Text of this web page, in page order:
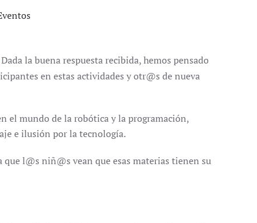
Dada la buena respuesta recibida, hemos pensado
en estas actividades y otr@s de nueva
el mundo de la robótica y la programación,
e ilusión por la tecnología.
l@s niñ@s vean que esas materias tienen su